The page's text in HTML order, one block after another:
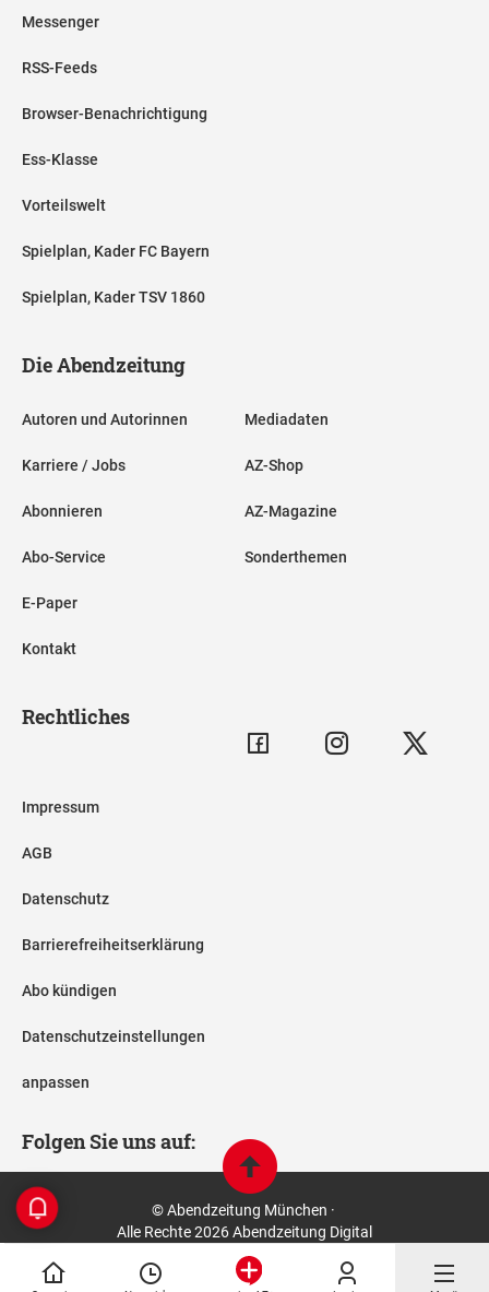
Messenger
RSS-Feeds
Browser-Benachrichtigung
Ess-Klasse
Vorteilswelt
Spielplan, Kader FC Bayern
Spielplan, Kader TSV 1860
Die Abendzeitung
Autoren und Autorinnen
Karriere / Jobs
Abonnieren
Abo-Service
E-Paper
Kontakt
Mediadaten
AZ-Shop
AZ-Magazine
Sonderthemen
Rechtliches
Impressum
AGB
Datenschutz
Barrierefreiheitserklärung
Abo kündigen
Datenschutzeinstellungen
anpassen
Folgen Sie uns auf:
© Abendzeitung München ·
Alle Rechte 2026 Abendzeitung Digital